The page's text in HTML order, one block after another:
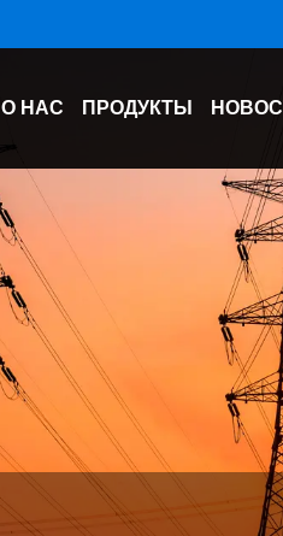
О НАС ПРОДУКТЫ